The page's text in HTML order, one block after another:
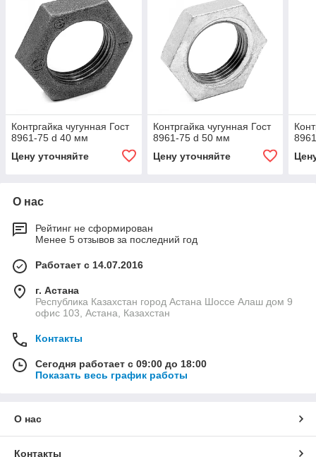
Контргайка чугунная Гост
8961-75 d 40 мм
Цену уточняйте
Контргайка чугунная Гост
8961-75 d 50 мм
Цену уточняйте
О нас
Рейтинг не сформирован
Менее 5 отзывов за последний год
Работает с 14.07.2016
г. Астана
Республика Казахстан город Астана Шоссе Алаш дом 9
офис 103, Астана, Казахстан
Контакты
Сегодня работает с 09:00 до 18:00
Показать весь график работы
О нас
Контакты